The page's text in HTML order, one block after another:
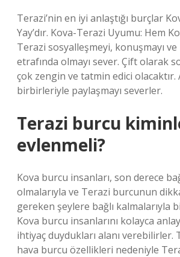
Terazi’nin en iyi anlaştığı burçlar
Yay’dır. Kova-Terazi Uyumu: Hem
Terazi sosyalleşmeyi, konuşmayı ve
etrafında olmayı sever. Çift olarak
çok zengin ve tatmin edici olacaktır.
birbirleriyle paylaşmayı severler.
Terazi burcu
evlenmeli?
Kova burcu insanları, son derece
olmalarıyla ve Terazi burcunun
gereken şeylere bağlı kalmalarıyla
Kova burcu insanlarını kolayca
ihtiyaç duydukları alanı
hava burcu özellikleri nedeniyle